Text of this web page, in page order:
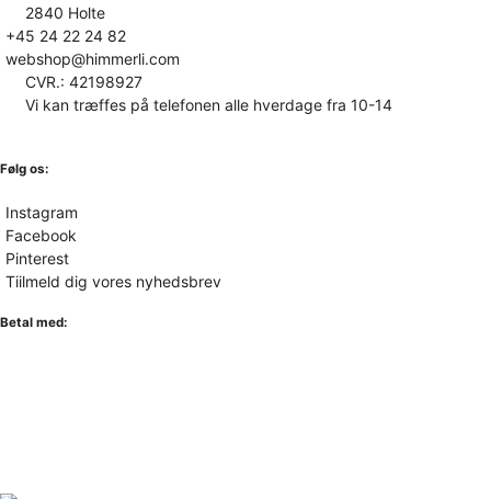
2840 Holte
+45 24 22 24 82
webshop@himmerli.com
CVR.: 42198927
Vi kan træffes på telefonen alle hverdage fra 10-14
Følg os:
Instagram
Facebook
Pinterest
Tiilmeld dig vores nyhedsbrev
Betal med: